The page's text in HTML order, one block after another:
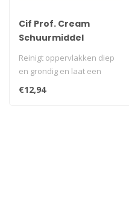
Cif Prof. Cream
Schuurmiddel
Reinigt oppervlakken diep
en grondig en laat een
brandschoon, glanzend
oppervlak..
€12,94